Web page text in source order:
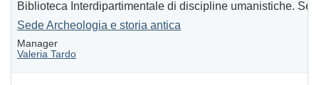
Biblioteca Interdipartimentale di discipline umanistiche.
Sede Archeologia e storia antica
Manager
Valeria Tardo